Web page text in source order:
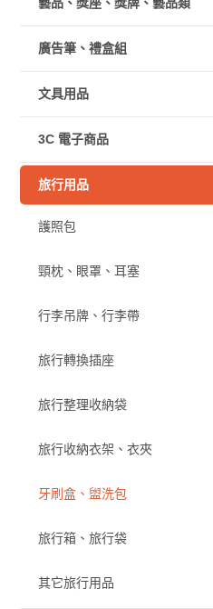
廣告筆、禮盒組
文具用品
3C 電子商品
旅行用品
護照包
頸枕、眼罩、耳塞
行李吊牌、行李帶
旅行轉換插座
旅行整理收納袋
旅行收納衣架、衣夾
牙刷盒、盥洗包
旅行箱、旅行袋
其它旅行用品